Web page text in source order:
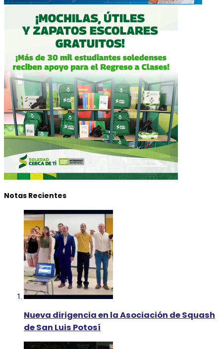
Notas Recientes
Nueva dirigencia en la Asociación de Squash
de San Luis Potosí